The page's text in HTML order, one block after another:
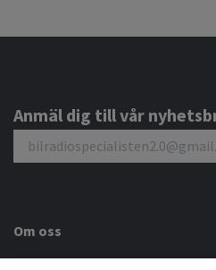
Anmäl dig till vår
Om oss